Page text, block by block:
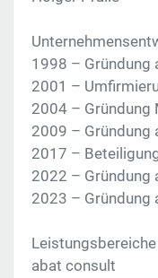
1998 – Gründung
2001 –
2004 – Gründung
2009 – Gründung
2017 –
2022 – Gründung
2023 – Gründung
Leistungsbereiche
abat consult